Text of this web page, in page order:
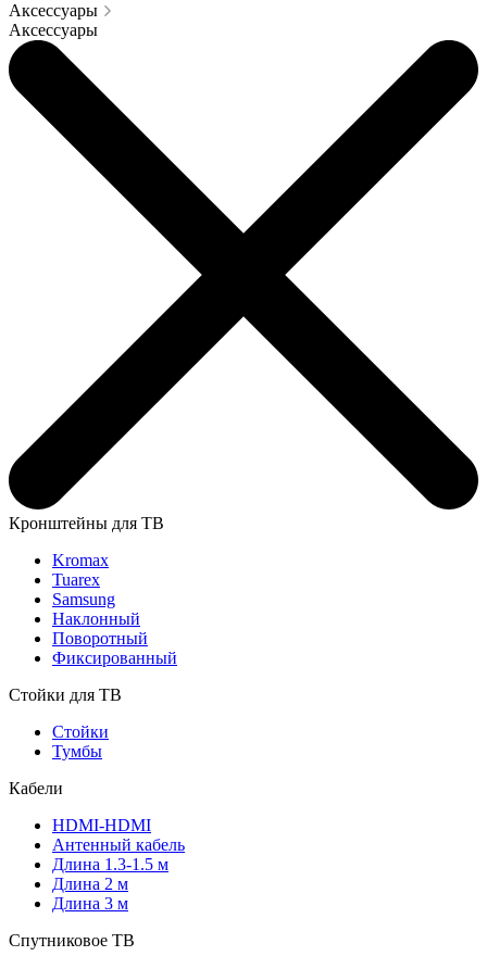
Аксессуары
Аксессуары
Кронштейны для ТВ
Kromax
Tuarex
Samsung
Наклонный
Поворотный
Фиксированный
Стойки для ТВ
Стойки
Тумбы
Кабели
HDMI-HDMI
Антенный кабель
Длина 1.3-1.5 м
Длина 2 м
Длина 3 м
Спутниковое ТВ